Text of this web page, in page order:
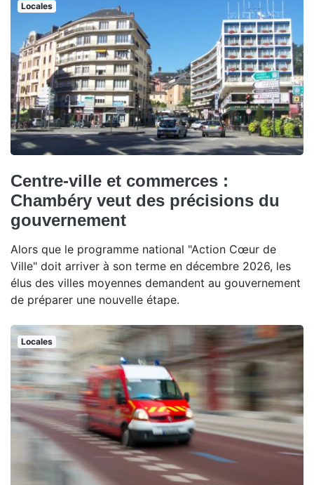
Locales
Centre-ville et commerces :
Chambéry veut des précisions du
gouvernement
Alors que le programme national "Action Cœur de
Ville" doit arriver à son terme en décembre 2026, les
élus des villes moyennes demandent au gouvernement
de préparer une nouvelle étape.
Locales